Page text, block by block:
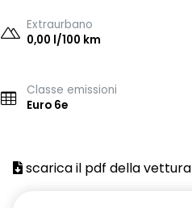
Extraurbano
0,00 l/100 km
Classe emissioni
Euro 6e
scarica il pdf della vettura